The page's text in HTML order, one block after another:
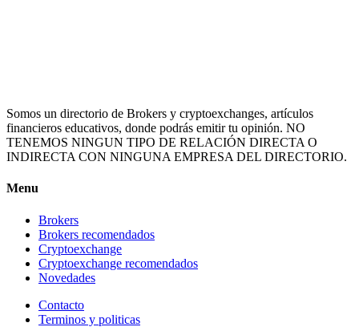
Somos un directorio de Brokers y cryptoexchanges, artículos
financieros educativos, donde podrás emitir tu opinión. NO
TENEMOS NINGUN TIPO DE RELACIÓN DIRECTA O
INDIRECTA CON NINGUNA EMPRESA DEL DIRECTORIO.
Menu
Brokers
Brokers recomendados
Cryptoexchange
Cryptoexchange recomendados
Novedades
Contacto
Terminos y politicas